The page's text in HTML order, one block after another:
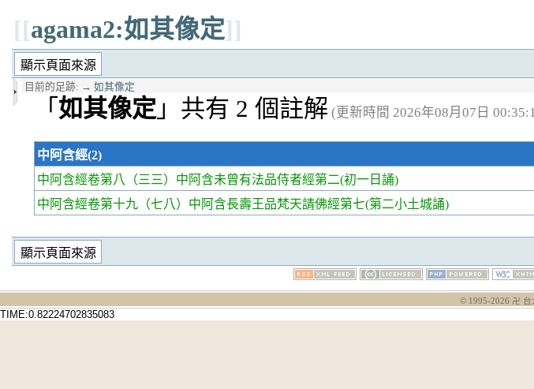
[[agama2:如其像定]]
目前的足跡: → 如其像定
「 如其像定」共有 2 個註解 (更新時間 2026年08月07日
中阿含經(2)
中阿含經卷第八
（三三）中阿含未曾有法品侍者經第二(初一日誦)
中阿含經卷第十九 （七八）中阿含長壽王品梵天請佛經第七(第二小土城誦)
© 1995-2026 卍 台
TIME:0.82224702835083